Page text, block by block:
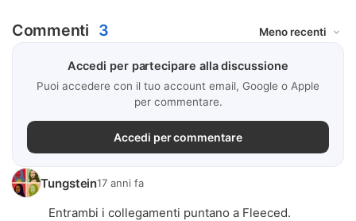
Commenti 3
Accedi per partecipare alla discussione
Puoi accedere con il tuo account email, Google o Apple
per commentare.
Accedi per commentare
Tungstein17 anni fa
Entrambi i collegamenti puntano a Fleeced.